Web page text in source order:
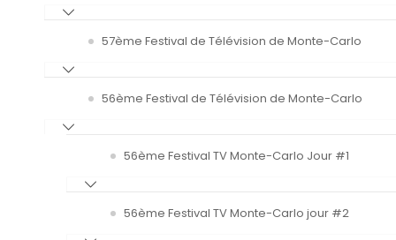
57ème Festival de Télévision de Monte-Carlo
56ème Festival de Télévision de Monte-Carlo
56ème Festival TV Monte-Carlo Jour #1
56ème Festival TV Monte-Carlo jour #2